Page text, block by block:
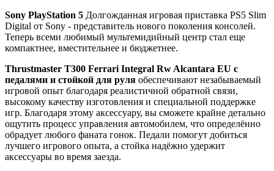
Sony PlayStation 5 Долгожданная игровая приставка PS5 Slim
Digital от Sony - представитель нового поколения консолей.
Теперь всеми любимый мультемидийный центр стал еще
компактнее, вместительнее и бюджетнее.
Thrustmaster T300 Ferrari Integral Rw Alcantara EU с
педалями и стойкой для руля обеспечивают незабываемый
игровой опыт благодаря реалистичной обратной связи,
высокому качеству изготовления и специальной поддержке
игр. Благодаря этому аксессуару, вы сможете крайне детально
ощутить процесс управления автомобилем, что определённо
обрадует любого фаната гонок. Педали помогут добиться
лучшего игрового опыта, а стойка надёжно удержит
аксессуары во время заезда.